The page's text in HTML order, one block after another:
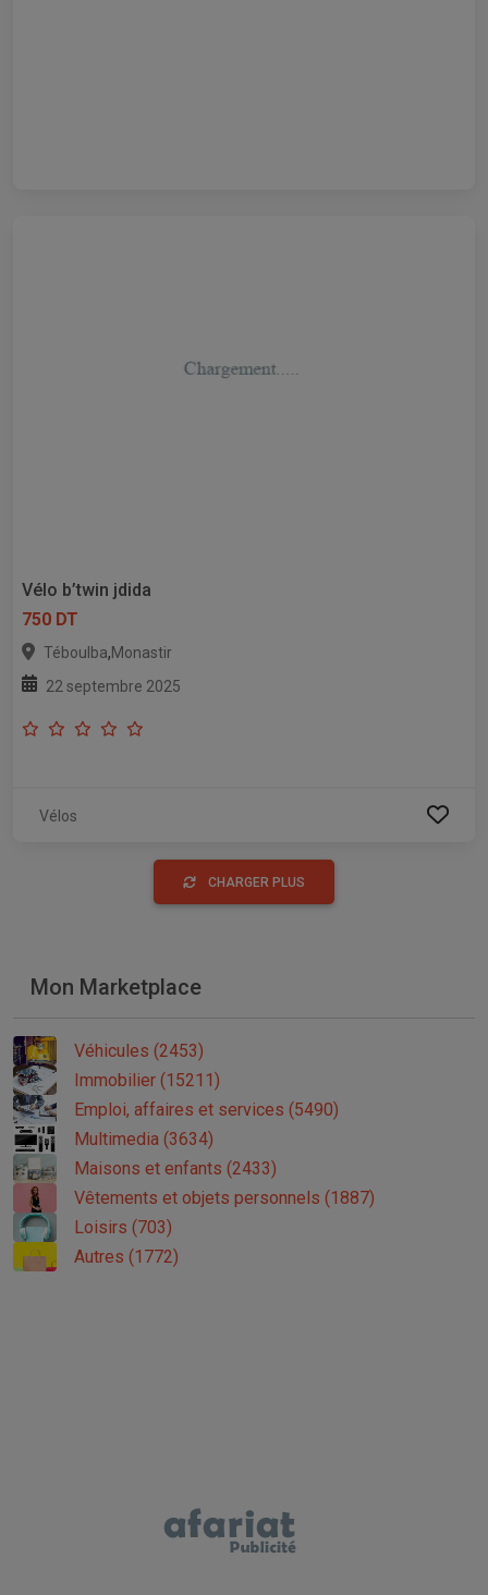
Vélo b’twin jdida
750 DT
Téboulba,Monastir
22 septembre 2025
Vélos
CHARGER PLUS
Mon Marketplace
Véhicules (2453)
Immobilier (15211)
Emploi, affaires et services (5490)
Multimedia (3634)
Maisons et enfants (2433)
Vêtements et objets personnels (1887)
Loisirs (703)
Autres (1772)